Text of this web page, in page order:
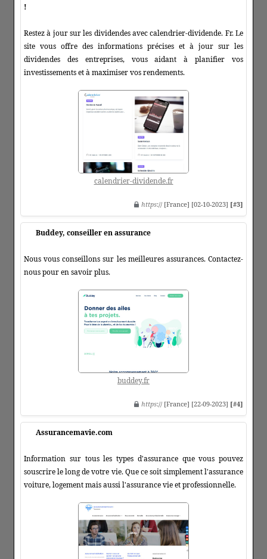
!
Restez à jour sur les dividendes avec calendrier-dividende. Fr. Le
site vous offre des informations précises et à jour sur les
dividendes des entreprises, vous aidant à planifier vos
investissements et à maximiser vos rendements.
calendrier-dividende.fr
https:// [France] [02-10-2023] [#3]
Buddey, conseiller en assurance
Nous vous conseillons sur les meilleures assurances. Contactez-
nous pour en savoir plus.
buddey.fr
https:// [France] [22-09-2023] [#4]
Assurancemavie.com
Information sur tous les types d'assurance que vous pouvez
souscrire le long de votre vie. Que ce soit simplement l'assurance
voiture, logement mais aussi l'assurance vie et professionnelle.